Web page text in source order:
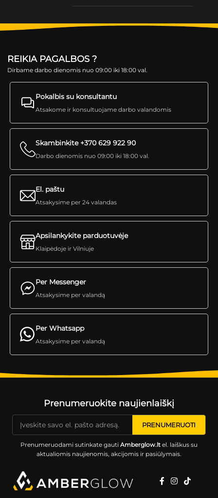
REIKIA PAGALBOS ?
Dirbame darbo dienomis nuo 09:00 iki 18:00 val.
Pokalbis su konsultantu
Atsakome ir konsultuojame darbo valandomis
Skambinkite +370 629 922 90
Darbo dienomis nuo 09:00 iki 18:00 val.
Per Messenger
Atsakysime per valandą
El. paštu
Atsakysime per 24 valandas
Apsilankykite parduotuvėje
Klaipėdoje ir Vilniuje
Per Whatsapp
Atsakysime per valandą
Prenumeruokite naujienlaiškį
Prenumeruodami sutinkate gauti Amberglow.ltel. laiškus su
aktualiomis naujienomis, akcijomis ir pasiūlymais.